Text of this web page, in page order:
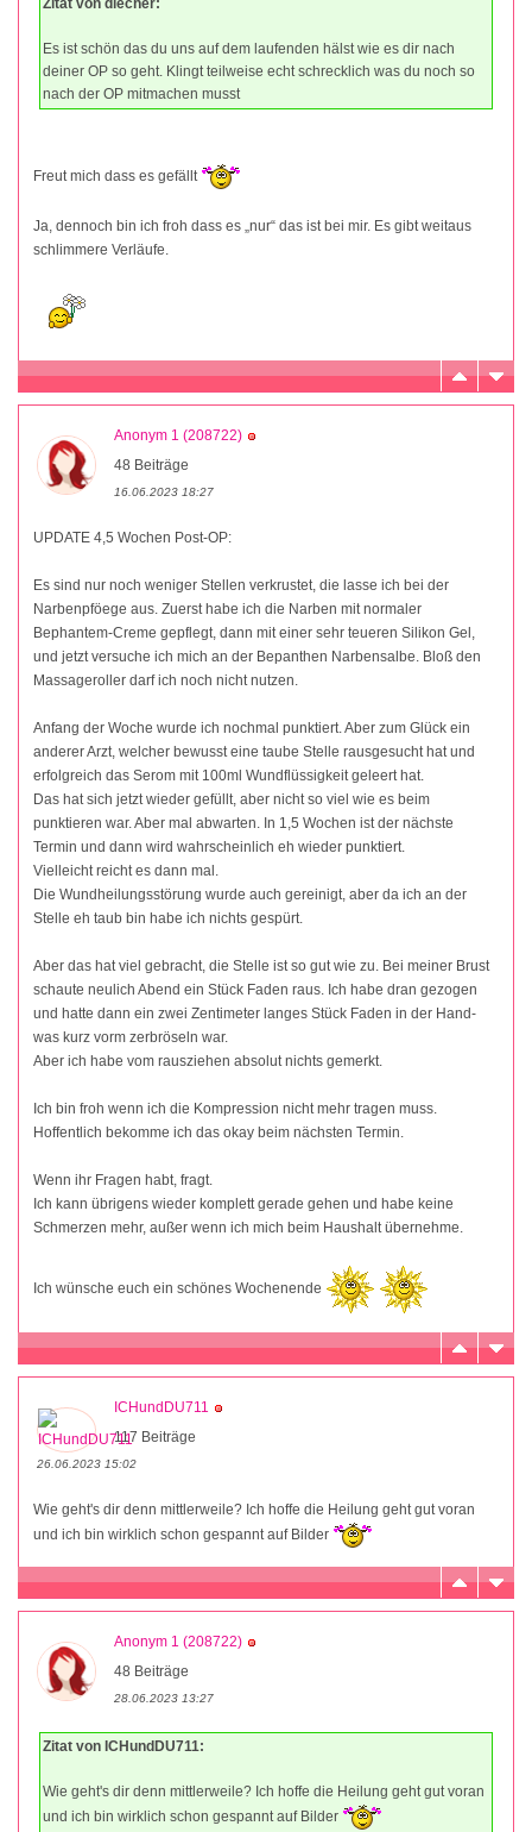
Zitat von diecher:
Es ist schön das du uns auf dem laufenden hälst wie es dir nach
deiner OP so geht. Klingt teilweise echt schrecklich was du noch so
nach der OP mitmachen musst
Freut mich dass es gefällt
Ja, dennoch bin ich froh dass es „nur“ das ist bei mir. Es gibt weitaus
schlimmere Verläufe.
Anonym 1 (208722)
48 Beiträge
16.06.2023 18:27
UPDATE 4,5 Wochen Post-OP:
Es sind nur noch weniger Stellen verkrustet, die lasse ich bei der
Narbenpföege aus. Zuerst habe ich die Narben mit normaler
Bephantem-Creme gepflegt, dann mit einer sehr teueren Silikon Gel,
und jetzt versuche ich mich an der Bepanthen Narbensalbe. Bloß den
Massageroller darf ich noch nicht nutzen.
Anfang der Woche wurde ich nochmal punktiert. Aber zum Glück ein
anderer Arzt, welcher bewusst eine taube Stelle rausgesucht hat und
erfolgreich das Serom mit 100ml Wundflüssigkeit geleert hat.
Das hat sich jetzt wieder gefüllt, aber nicht so viel wie es beim
punktieren war. Aber mal abwarten. In 1,5 Wochen ist der nächste
Termin und dann wird wahrscheinlich eh wieder punktiert.
Vielleicht reicht es dann mal.
Die Wundheilungsstörung wurde auch gereinigt, aber da ich an der
Stelle eh taub bin habe ich nichts gespürt.
Aber das hat viel gebracht, die Stelle ist so gut wie zu. Bei meiner Brust
schaute neulich Abend ein Stück Faden raus. Ich habe dran gezogen
und hatte dann ein zwei Zentimeter langes Stück Faden in der Hand-
was kurz vorm zerbröseln war.
Aber ich habe vom rausziehen absolut nichts gemerkt.
Ich bin froh wenn ich die Kompression nicht mehr tragen muss.
Hoffentlich bekomme ich das okay beim nächsten Termin.
Wenn ihr Fragen habt, fragt.
Ich kann übrigens wieder komplett gerade gehen und habe keine
Schmerzen mehr, außer wenn ich mich beim Haushalt übernehme.
Ich wünsche euch ein schönes Wochenende
ICHundDU711
117 Beiträge
26.06.2023 15:02
Wie geht's dir denn mittlerweile? Ich hoffe die Heilung geht gut voran
und ich bin wirklich schon gespannt auf Bilder
Anonym 1 (208722)
48 Beiträge
28.06.2023 13:27
Zitat von ICHundDU711:
Wie geht's dir denn mittlerweile? Ich hoffe die Heilung geht gut voran
und ich bin wirklich schon gespannt auf Bilder